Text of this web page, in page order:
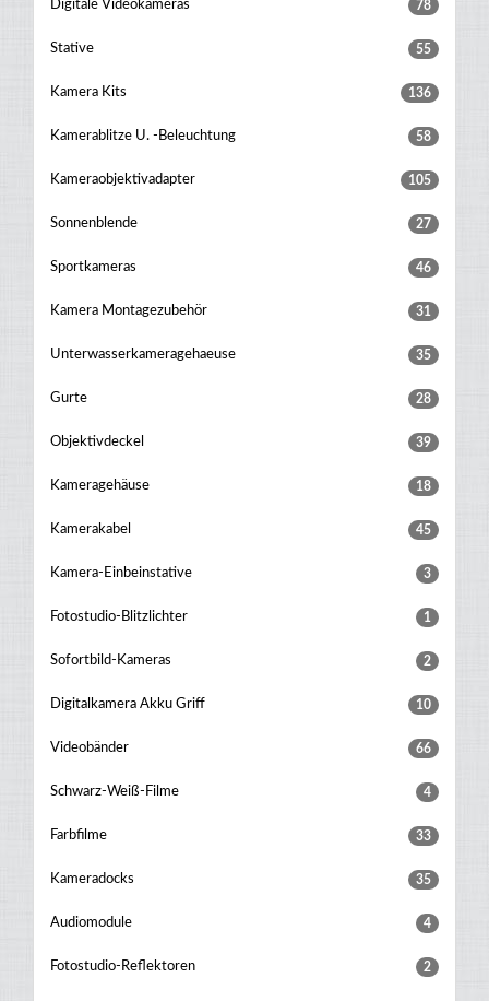
Digitale Videokameras 78
Stative 55
Kamera Kits 136
Kamerablitze U. -beleuchtung 58
Kameraobjektivadapter 105
Sonnenblende 27
Sportkameras 46
Kamera Montagezubehör 31
Unterwasserkameragehaeuse 35
Gurte 28
Objektivdeckel 39
Kameragehäuse 18
Kamerakabel 45
Kamera-Einbeinstative 3
Fotostudio-Blitzlichter 1
Sofortbild-Kameras 2
Digitalkamera Akku Griff 10
Videobänder 66
Schwarz-Weiß-Filme 4
Farbfilme 33
Kameradocks 35
Audiomodule 4
Fotostudio-Reflektoren 2